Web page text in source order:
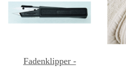
Fadenklipper -